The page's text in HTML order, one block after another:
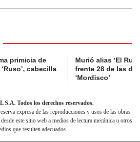
primicia de
cabecilla
Murió alias ‘El
frente 28 de las
‘Mordisco’
Todos los derechos reservados.
expresa de las reproducciones y usos de las obras
este sitio web a medios de lectura mecánica u otros
que resulten adecuados.